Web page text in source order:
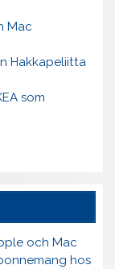
Mac
Hakkapeliitta
som
och Mac
hos